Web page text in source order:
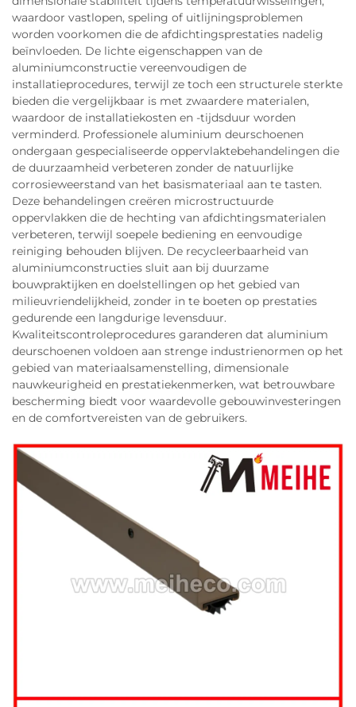
waardoor vastlopen, speling of uitlijningsproblemen
worden voorkomen die de afdichtingsprestaties nadelig
beïnvloeden. De lichte eigenschappen van de
aluminiumconstructie vereenvoudigen de
installatieprocedures, terwijl ze toch een structurele sterkte
bieden die vergelijkbaar is met zwaardere materialen,
waardoor de installatiekosten en -tijdsduur worden
verminderd. Professionele aluminium deurschoenen
ondergaan gespecialiseerde oppervlaktebehandelingen die
de duurzaamheid verbeteren zonder de natuurlijke
corrosieweerstand van het basismateriaal aan te tasten.
Deze behandelingen creëren microstructuurde
oppervlakken die de hechting van afdichtingsmaterialen
verbeteren, terwijl soepele bediening en eenvoudige
reiniging behouden blijven. De recycleerbaarheid van
aluminiumconstructies sluit aan bij duurzame
bouwpraktijken en doelstellingen op het gebied van
milieuvriendelijkheid, zonder in te boeten op prestaties
gedurende een langdurige levensduur.
Kwaliteitscontroleprocedures garanderen dat aluminium
deurschoenen voldoen aan strenge industrienormen op het
gebied van materiaalsamenstelling, dimensionale
nauwkeurigheid en prestatiekenmerken, wat betrouwbare
bescherming biedt voor waardevolle gebouwinvesteringen
en de comfortvereisten van de gebruikers.